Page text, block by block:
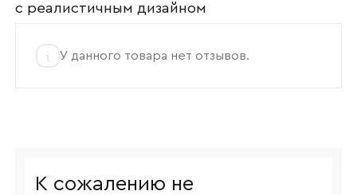
с реалистичным дизайном
У данного товара нет отзывов.
К сожалению не